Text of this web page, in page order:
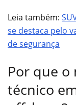
Leia também:
se destaca pelo
de segurança
Por que o
técnico